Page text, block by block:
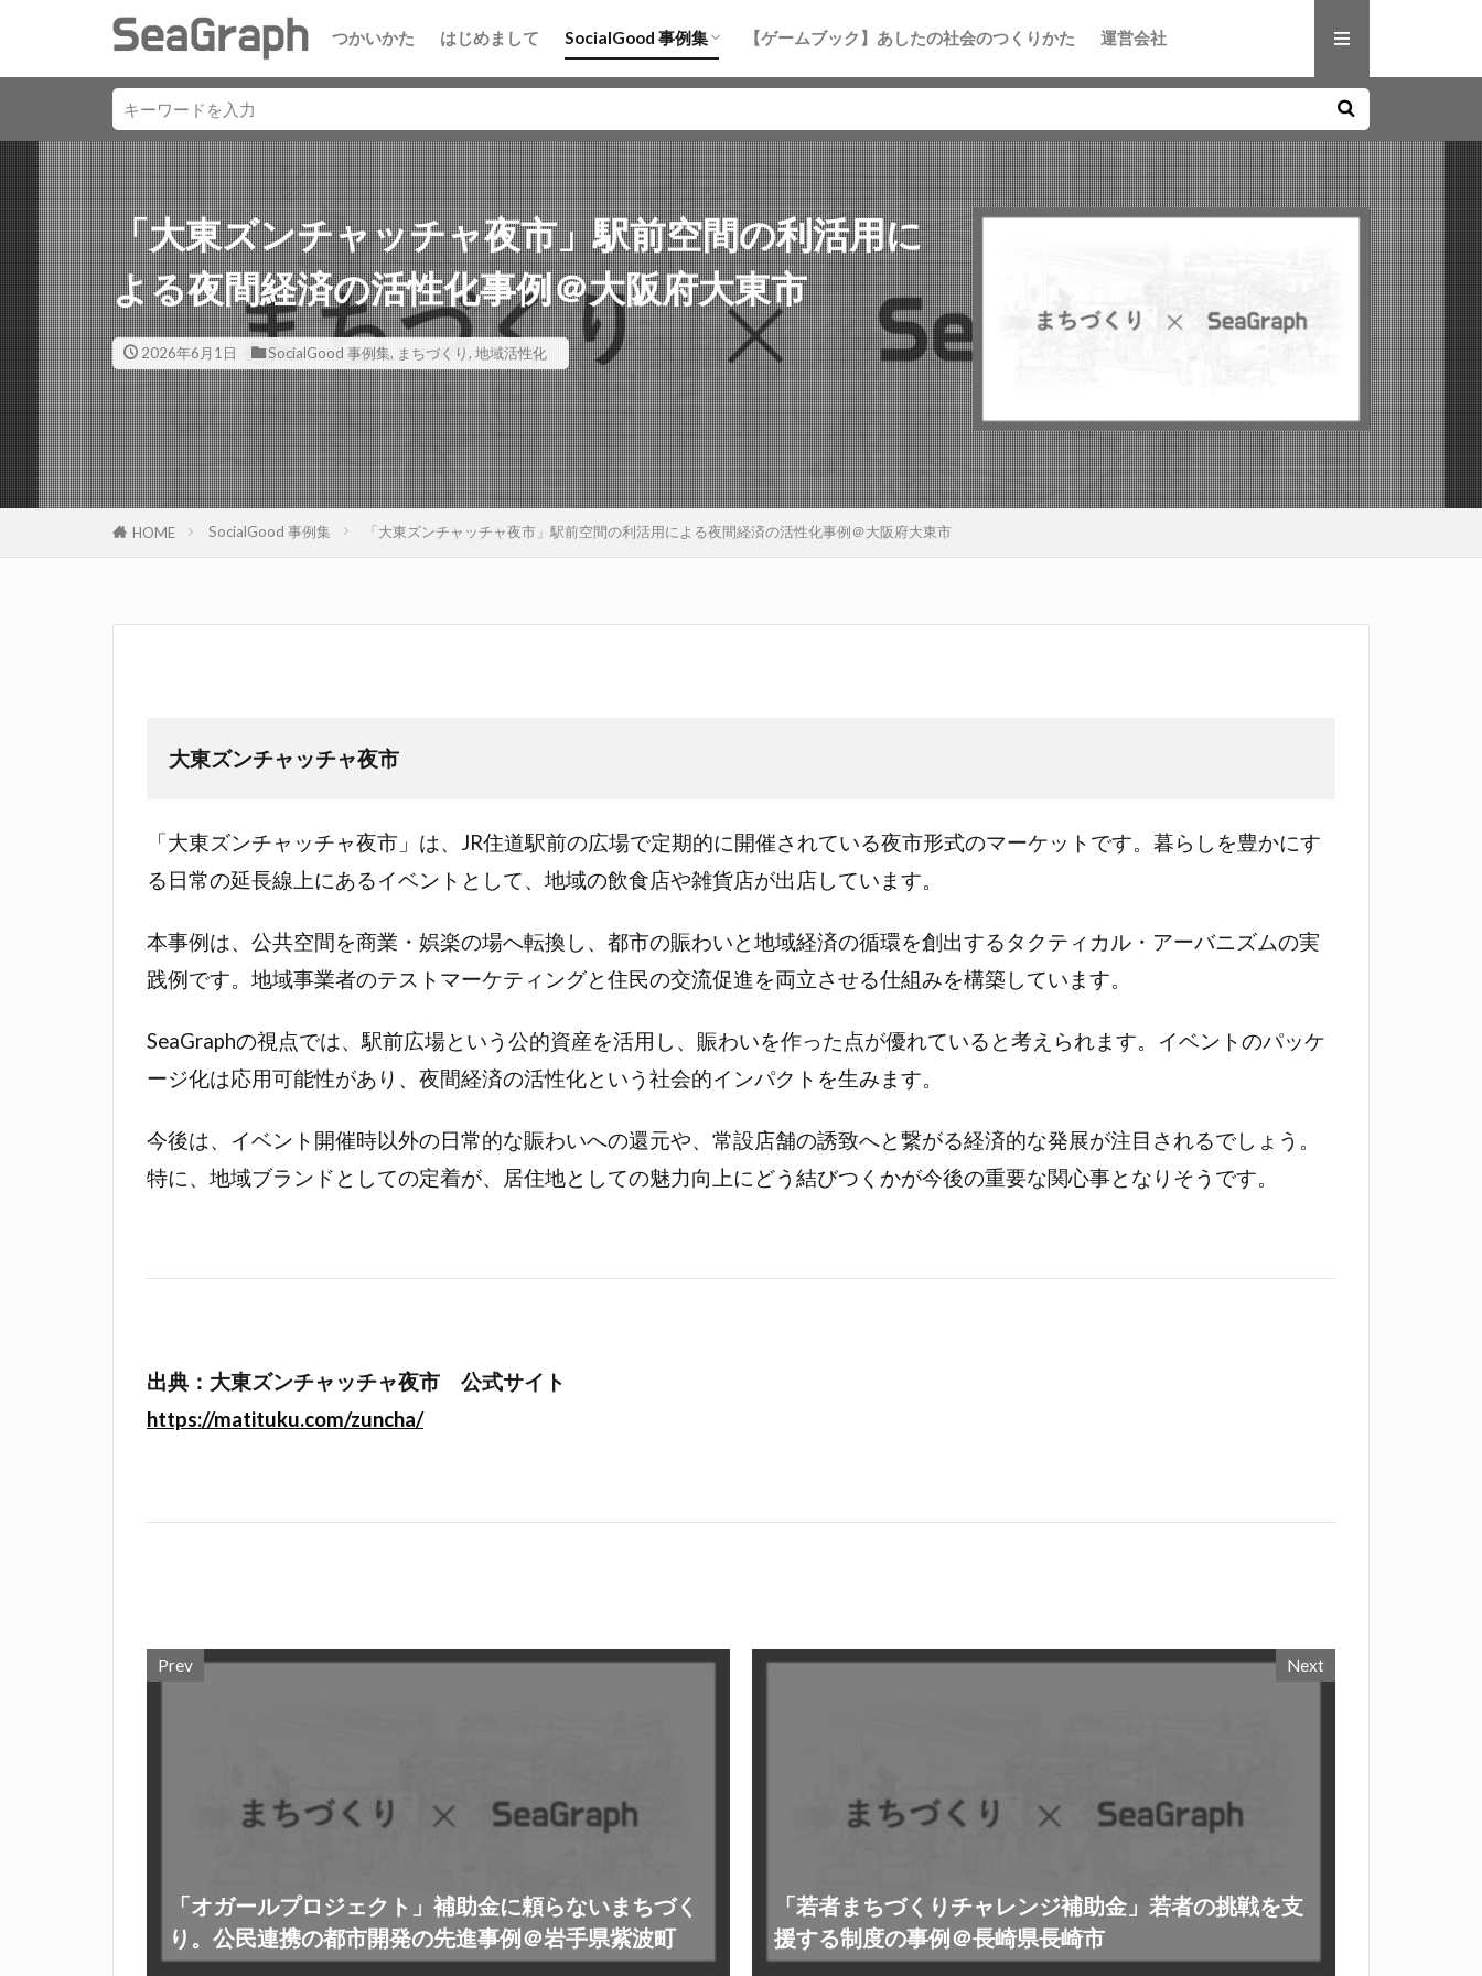
つかいかた はじめまして SocialGood 事例集
まちづくり
防災
地域活性化
水産・海洋
教育
【ゲームブック】あしたの社会のつくりかた 運営会社
「大東ズンチャッチャ夜市」駅前空間の利活用に
よる夜間経済の活性化事例＠大阪府大東市
2026年6月1日 SocialGood 事例集, まちづくり, 地域活性化
HOME SocialGood 事例集 「大東ズンチャッチャ夜市」駅前空間の利活用による夜間経済の活性化事例＠大阪府大東市
大東ズンチャッチャ夜市
「大東ズンチャッチャ夜市」は、JR住道駅前の広場で定期的に開催されている夜市形式のマーケットです。暮らしを豊かにす
る日常の延長線上にあるイベントとして、地域の飲食店や雑貨店が出店しています。
本事例は、公共空間を商業・娯楽の場へ転換し、都市の賑わいと地域経済の循環を創出するタクティカル・アーバニズムの実
践例です。地域事業者のテストマーケティングと住民の交流促進を両立させる仕組みを構築しています。
SeaGraphの視点では、駅前広場という公的資産を活用し、賑わいを作った点が優れていると考えられます。イベントのパッケ
ージ化は応用可能性があり、夜間経済の活性化という社会的インパクトを生みます。
今後は、イベント開催時以外の日常的な賑わいへの還元や、常設店舗の誘致へと繋がる経済的な発展が注目されるでしょう。
特に、地域ブランドとしての定着が、居住地としての魅力向上にどう結びつくかが今後の重要な関心事となりそうです。
出典：大東ズンチャッチャ夜市 公式サイト
https://matituku.com/zuncha/
Prev
「オガールプロジェクト」補助金に頼らないまちづく
り。公民連携の都市開発の先進事例＠岩手県紫波町
Next
「若者まちづくりチャレンジ補助金」若者の挑戦を支
援する制度の事例＠長崎県長崎市